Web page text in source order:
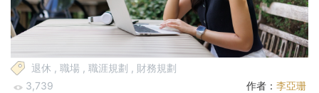
退休 , 職場 , 職涯規劃 , 財務規劃
3,739
作者： 李亞珊